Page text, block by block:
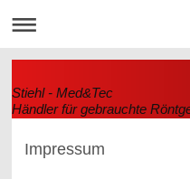
Stiehl - Med&Tec
Händler für gebrauchte
Impressum